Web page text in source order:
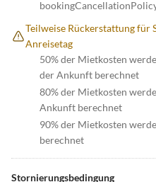
Teilweise Rückerstattung für
Anreisetag
50% der Mietkosten
der Ankunft berechnet
80% der Mietkosten
Ankunft berechnet
90% der Mietkosten
berechnet
Stornierungsbedingung